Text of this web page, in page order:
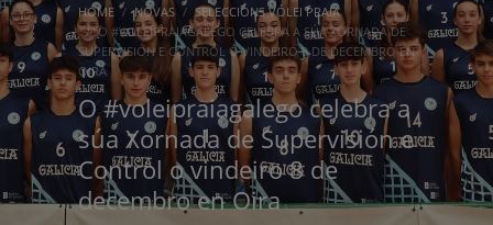
HOME NOVAS
SELECCIÓNS VÓLEI PRAIA
O #VOLEIPRAIAGALEGO CELEBRA A SÚA XORNADA DE
SUPERVISIÓN E CONTROL O VINDEIRO 8 DE DECEMBRO EN
OIRA
O #voleipraiagalego celebra a
súa Xornada de Supervisión e
Control o vindeiro 8 de
decembro en Oira